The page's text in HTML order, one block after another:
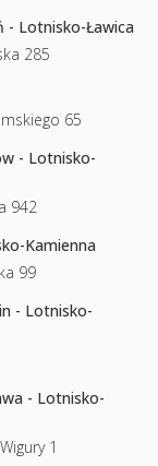
- Lotnisko-Ławica
285
65
- Lotnisko-
942
Kamienna
99
- Lotnisko-
- Lotnisko-
1